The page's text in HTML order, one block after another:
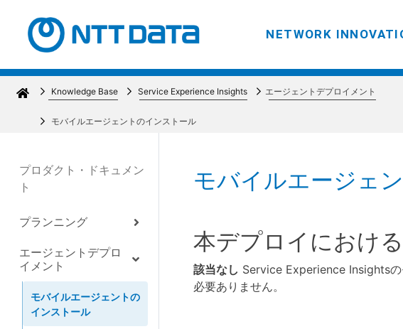
NETWORK
Knowledge Base Service Experience Insights エージェントデプロイメント
モバイルエージェントのインストール
プロダクト・ドキュメン
ト
プランニング
エージェントデプロ
イメント
モバイルエージェントの
インストール
モバイルエージェ
本デプロイにおけ
該当なし Service Experience Insightsの
必要ありません。